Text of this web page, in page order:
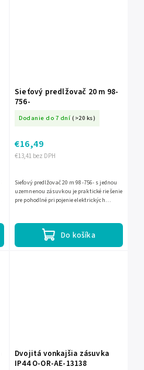
Sieťový predlžovač 20 m 98-
756-
Dodanie do 7 dní (>20 ks)
€13,41 bez DPH
€16,49
Do košíka
Sieťový predlžovač 20 m 98-756- s jednou
uzemnenou zásuvkou je praktické riešenie
pre pohodlné pripojenie elektrických
Dvojitá vonkajšia zásuvka
IP44 O-OR-AE-13138